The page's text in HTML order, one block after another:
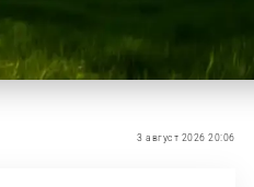
3 август 2026 20:06